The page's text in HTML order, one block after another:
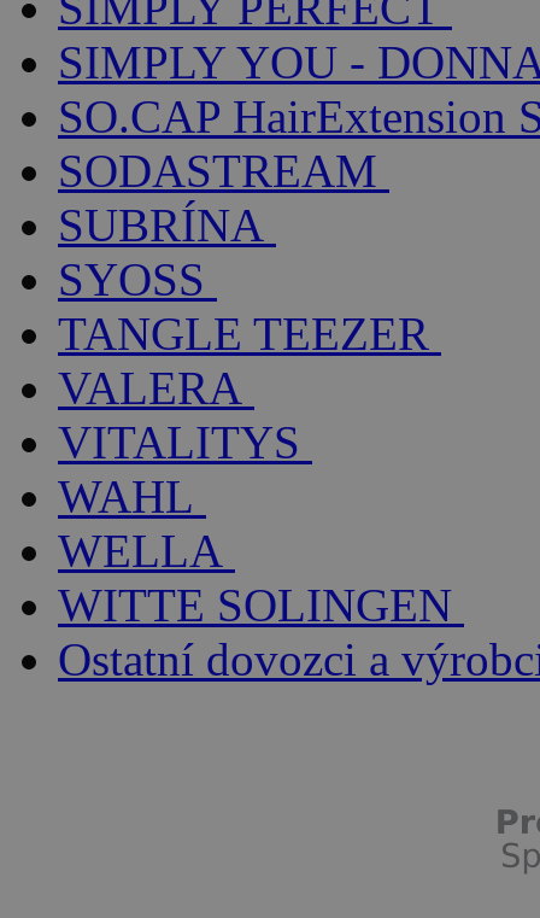
SIMPLY YOU -
SO.CAP HairExtension
SODASTREAM
SUBRÍNA
SYOSS
TANGLE TEEZER
VALERA
VITALITYS
WAHL
WELLA
WITTE SOLINGEN
Ostatní dovozci a